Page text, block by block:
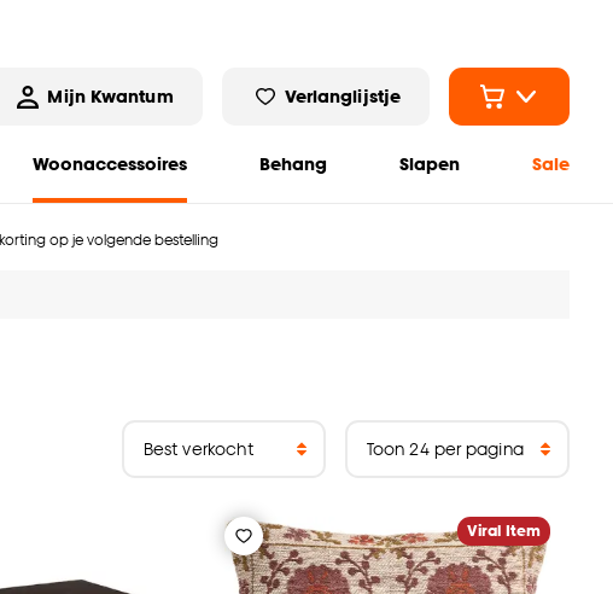
Mijn Kwantum Verlanglijstje
Woonaccessoires Behang Slapen Sale
op je volgende bestelling
Viral Item